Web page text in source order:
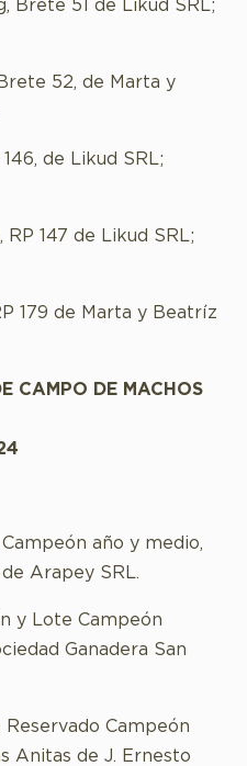
Brete 51 de Likud SRL;
52, de Marta y
de Likud SRL;
147 de Likud SRL;
179 de Marta y Beatríz
CAMPO DE MACHOS
año y medio,
Arapey SRL.
y Lote Campeón
Ganadera San
Campeón
Anitas de J. Ernesto